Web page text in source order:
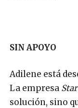
SIN APOYO
Adilene está
La empresa
solución, sino